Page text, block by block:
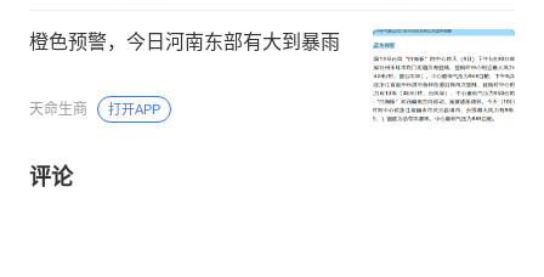
橙色预警，今日河南东部有大到暴雨
天命生商 打开APP
评论